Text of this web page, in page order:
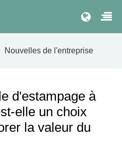
Nouvelles de l'entreprise
d'estampage à
elle un choix
la valeur du